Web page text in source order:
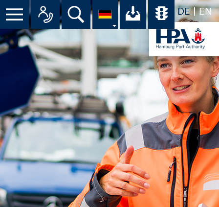
DE EN
Suche Ihr Download-